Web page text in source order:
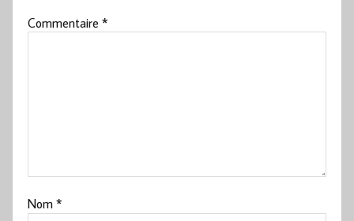
Commentaire*
Nom*